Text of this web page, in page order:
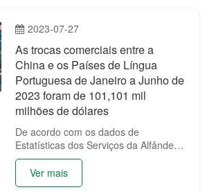
homólogo de 4.48%.
2023-07-27
As trocas comerciais entre a
China e os Países de Língua
Portuguesa de Janeiro a Junho de
2023 foram de 101,101 mil
milhões de dólares
De acordo com os dados de
Estatísticas dos Serviços da Alfândega
da China (encontra-se na tabela
anexada), as trocas comerciais entre
a China e os Países de Língua
Ver mais